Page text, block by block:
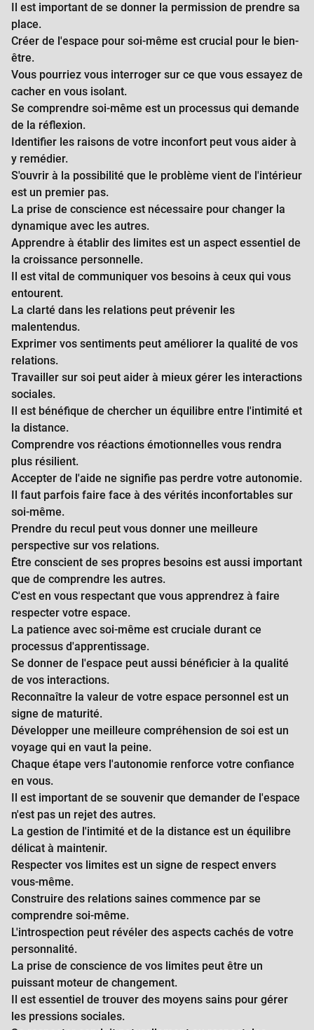
Il est important de se donner la permission de prendre sa
place.
Créer de l'espace pour soi-même est crucial pour le bien-
être.
Vous pourriez vous interroger sur ce que vous essayez de
cacher en vous isolant.
Se comprendre soi-même est un processus qui demande
de la réflexion.
Identifier les raisons de votre inconfort peut vous aider à
y remédier.
S'ouvrir à la possibilité que le problème vient de l'intérieur
est un premier pas.
La prise de conscience est nécessaire pour changer la
dynamique avec les autres.
Apprendre à établir des limites est un aspect essentiel de
la croissance personnelle.
Il est vital de communiquer vos besoins à ceux qui vous
entourent.
La clarté dans les relations peut prévenir les
malentendus.
Exprimer vos sentiments peut améliorer la qualité de vos
relations.
Travailler sur soi peut aider à mieux gérer les interactions
sociales.
Il est bénéfique de chercher un équilibre entre l'intimité et
la distance.
Comprendre vos réactions émotionnelles vous rendra
plus résilient.
Accepter de l'aide ne signifie pas perdre votre autonomie.
Il faut parfois faire face à des vérités inconfortables sur
soi-même.
Prendre du recul peut vous donner une meilleure
perspective sur vos relations.
Être conscient de ses propres besoins est aussi important
que de comprendre les autres.
C'est en vous respectant que vous apprendrez à faire
respecter votre espace.
La patience avec soi-même est cruciale durant ce
processus d'apprentissage.
Se donner de l'espace peut aussi bénéficier à la qualité
de vos interactions.
Reconnaître la valeur de votre espace personnel est un
signe de maturité.
Développer une meilleure compréhension de soi est un
voyage qui en vaut la peine.
Chaque étape vers l'autonomie renforce votre confiance
en vous.
Il est important de se souvenir que demander de l'espace
n'est pas un rejet des autres.
La gestion de l'intimité et de la distance est un équilibre
délicat à maintenir.
Respecter vos limites est un signe de respect envers
vous-même.
Construire des relations saines commence par se
comprendre soi-même.
L'introspection peut révéler des aspects cachés de votre
personnalité.
La prise de conscience de vos limites peut être un
puissant moteur de changement.
Il est essentiel de trouver des moyens sains pour gérer
les pressions sociales.